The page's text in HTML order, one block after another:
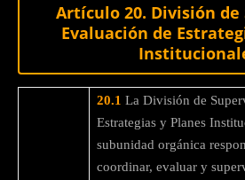
Artículo 20. División de
Evaluación de
20.1 La División de
Estrategias y Planes
subunidad orgánica
coordinar, evaluar y